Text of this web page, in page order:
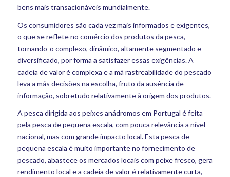
bens mais transacionáveis mundialmente.
Os consumidores são cada vez mais informados e exigentes,
o que se reflete no comércio dos produtos da pesca,
tornando-o complexo, dinâmico, altamente segmentado e
diversificado, por forma a satisfazer essas exigências. A
cadeia de valor é complexa e a má rastreabilidade do pescado
leva a más decisões na escolha, fruto da ausência de
informação, sobretudo relativamente à origem dos produtos.
A pesca dirigida aos peixes anádromos em Portugal é feita
pela pesca de pequena escala, com pouca relevância a nível
nacional, mas com grande impacto local. Esta pesca de
pequena escala é muito importante no fornecimento de
pescado, abastece os mercados locais com peixe fresco, gera
rendimento local e a cadeia de valor é relativamente curta,